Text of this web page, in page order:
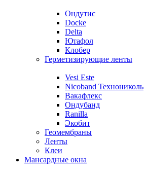
Ондутис
Docke
Delta
Ютафол
Клобер
Герметизирующие ленты
Vesi Este
Nicoband Технониколь
Вакафлекс
Ондубанд
Ranilla
Экобит
Геомембраны
Ленты
Клеи
Мансардные окна